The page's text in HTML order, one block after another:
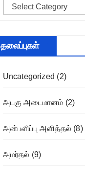
Categories
தலைப்புகள்
Uncategorized (2)
அடகு அடைமானம் (2)
அன்பளிப்பு அளித்தல் (8)
அமர்தல் (9)